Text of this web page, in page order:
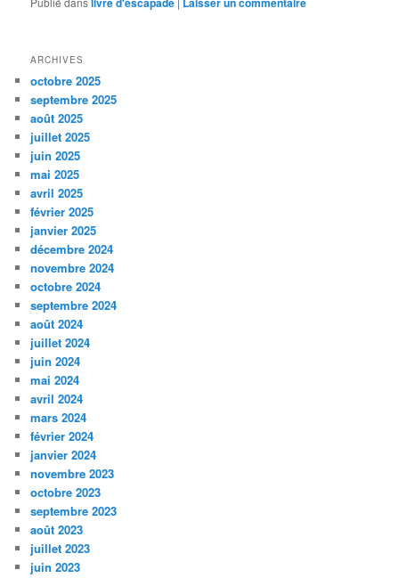
ARCHIVES
octobre 2025
septembre 2025
août 2025
juillet 2025
juin 2025
mai 2025
avril 2025
février 2025
janvier 2025
décembre 2024
novembre 2024
octobre 2024
septembre 2024
août 2024
juillet 2024
juin 2024
mai 2024
avril 2024
mars 2024
février 2024
janvier 2024
novembre 2023
octobre 2023
septembre 2023
août 2023
juillet 2023
juin 2023